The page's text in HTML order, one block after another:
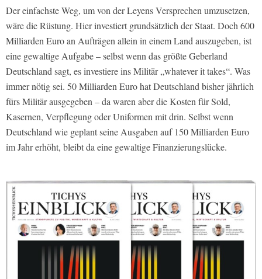
Der einfachste Weg, um von der Leyens Versprechen umzusetzen,
wäre die Rüstung. Hier investiert grundsätzlich der Staat. Doch 600
Milliarden Euro an Aufträgen allein in einem Land auszugeben, ist
eine gewaltige Aufgabe – selbst wenn das größte Geberland
Deutschland sagt, es investiere ins Militär „whatever it takes“. Was
immer nötig sei. 50 Milliarden Euro hat Deutschland bisher jährlich
fürs Militär ausgegeben – da waren aber die Kosten für Sold,
Kasernen, Verpflegung oder Uniformen mit drin. Selbst wenn
Deutschland wie geplant seine Ausgaben auf 150 Milliarden Euro
im Jahr erhöht, bleibt da eine gewaltige Finanzierungslücke.